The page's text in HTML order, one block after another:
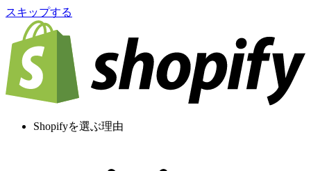
スキップする
Shopifyを選ぶ理由